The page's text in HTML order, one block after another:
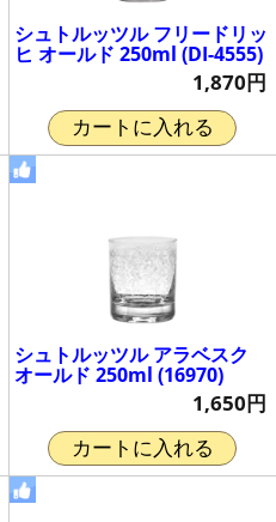
シュトルッツル フリードリッ
ヒ オールド 250ml (DI-4555)
1,870円
カートに入れる
シュトルッツル アラベスク
オールド 250ml (16970)
1,650円
カートに入れる